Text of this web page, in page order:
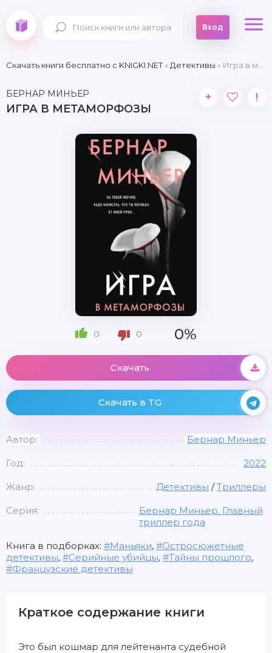
Вход
Скачать книги бесплатно c KNIGKI.NET» Детективы » Игра в метаморфозы
БЕРНАР МИНЬЕР
ИГРА В МЕТАМОРФОЗЫ
+ !
0 0 0%
Скачать
Скачать в TG
Автор: Бернар Миньер
Год: 2022
Жанр: Детективы /Триллеры
Серия:
Бернар Миньер. Главный
триллер года
Книга в подборках: Маньяки,
Остросюжетные
детективы, Серийные убийцы, Тайны прошлого,
Французские детективы
Краткое содержание книги
Это был кошмар для лейтенанта судебной